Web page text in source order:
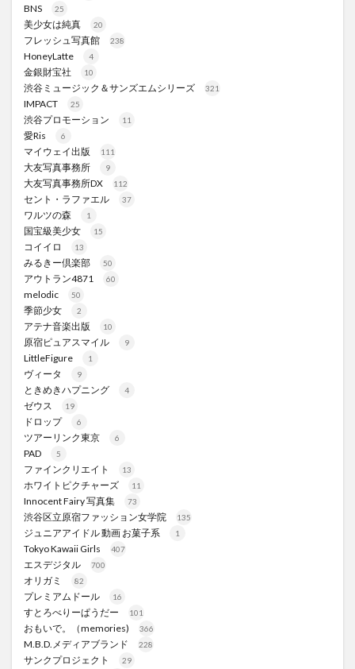
BNS 25
美少女は純真 20
フレッシュ写真館 238
HoneyLatte 4
金銀財宝社 10
渋谷ミュージック＆サンズエムシリーズ 321
IMPACT 25
渋谷プロモーション 11
愛Ris 6
マイウェイ出版 111
大友写真事務所 9
大友写真事務所DX 112
セント・ラファエル 37
ワルツの森 1
国宝級美少女 15
コイイロ 13
みるきー倶楽部 50
アウトラン4871 60
melodic 50
季節少女 2
アテナ音楽出版 10
原宿ピュアスマイル 9
LittleFigure 1
ヴィータ 9
ときめきハプニング 4
ゼウス 19
ドロップ 6
ツアーリンク東京 6
PAD 5
ファインクリエイト 13
ホワイトピクチャーズ 11
Innocent Fairy 写真集 73
渋谷区立原宿ファッション女学院 135
ジュニアアイドル 動画 お菓子系 1
Tokyo Kawaii Girls 407
エスデジタル 700
オリガミ 82
プレミアムドール 16
すとろべりーぱうだー 101
おもいで。（memories) 366
M.B.D.メディアブランド 228
サンクプロジェクト 29